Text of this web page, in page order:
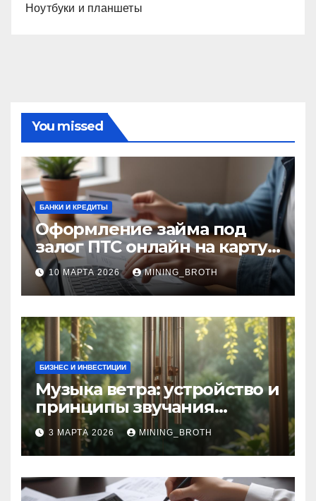
Ноутбуки и планшеты
You missed
БАНКИ И КРЕДИТЫ
Оформление займа под
залог ПТС онлайн на карту
без визита в офис: порядок,
требования и документы
10 МАРТА 2026 MINING_BROTH
БИЗНЕС И ИНВЕСТИЦИИ
Музыка ветра: устройство и
принципы звучания
колокольчиков
3 МАРТА 2026 MINING_BROTH